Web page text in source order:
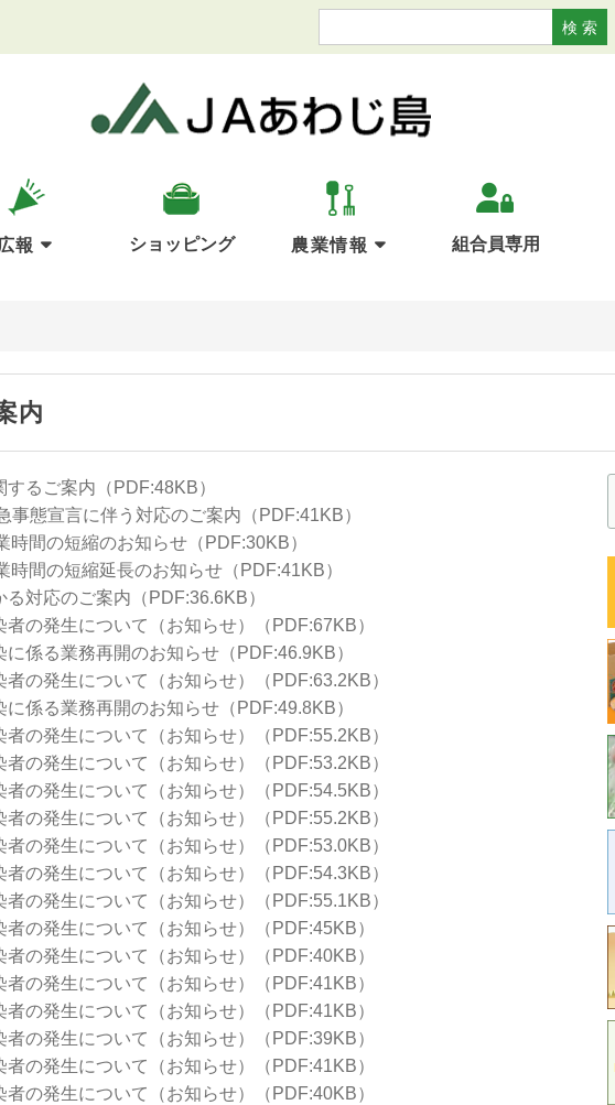
検 索
報 ショッピング 農業情報 組合員専用
内
るご案内（PDF:48KB）
事態宣言に伴う対応のご案内（PDF:41KB）
時間の短縮のお知らせ（PDF:30KB）
時間の短縮延長のお知らせ（PDF:41KB）
対応のご案内（PDF:36.6KB）
の発生について（お知らせ）（PDF:67KB）
係る業務再開のお知らせ（PDF:46.9KB）
の発生について（お知らせ）（PDF:63.2KB）
係る業務再開のお知らせ（PDF:49.8KB）
の発生について（お知らせ）（PDF:55.2KB）
の発生について（お知らせ）（PDF:53.2KB）
の発生について（お知らせ）（PDF:54.5KB）
の発生について（お知らせ）（PDF:55.2KB）
の発生について（お知らせ）（PDF:53.0KB）
の発生について（お知らせ）（PDF:54.3KB）
の発生について（お知らせ）（PDF:55.1KB）
の発生について（お知らせ）（PDF:45KB）
の発生について（お知らせ）（PDF:40KB）
の発生について（お知らせ）（PDF:41KB）
の発生について（お知らせ）（PDF:41KB）
の発生について（お知らせ）（PDF:39KB）
の発生について（お知らせ）（PDF:41KB）
の発生について（お知らせ）（PDF:40KB）